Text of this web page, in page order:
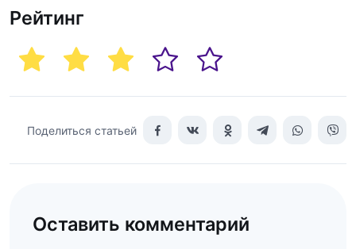
Рейтинг
Поделиться статьей
Оставить комментарий